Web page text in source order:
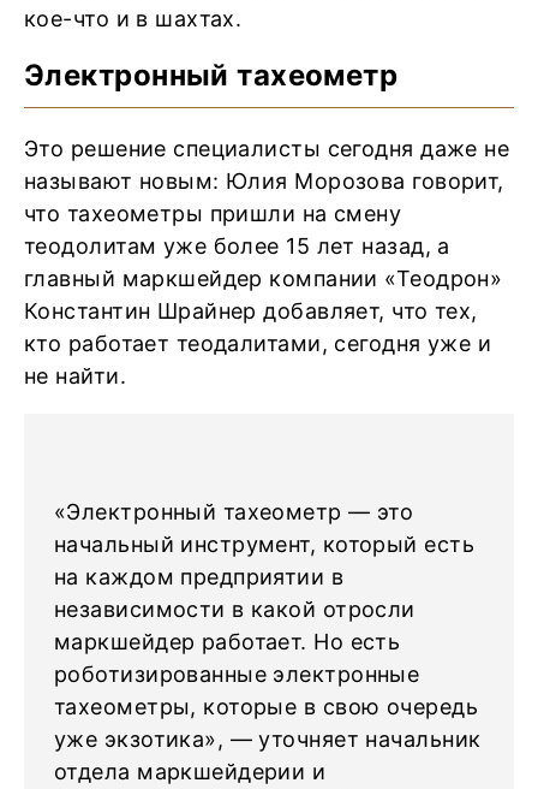
кое-что и в шахтах.
Электронный тахеометр
Это решение специалисты сегодня даже не
называют новым: Юлия Морозова говорит,
что тахеометры пришли на смену
теодолитам уже более 15 лет назад, а
главный маркшейдер компании «Теодрон»
Константин Шрайнер добавляет, что тех,
кто работает теодалитами, сегодня уже и
не найти.
«Электронный тахеометр — это
начальный инструмент, который есть
на каждом предприятии в
независимости в какой отросли
маркшейдер работает. Но есть
роботизированные электронные
тахеометры, которые в свою очередь
уже экзотика», — уточняет начальник
отдела маркшейдерии и